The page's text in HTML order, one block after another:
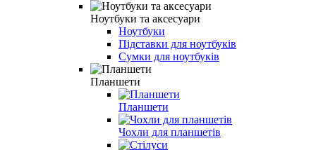
Ноутбуки та аксесуари
Ноутбуки
Підставки для ноутбуків
Сумки для ноутбуків
Планшети
Планшети
Чохли для планшетів